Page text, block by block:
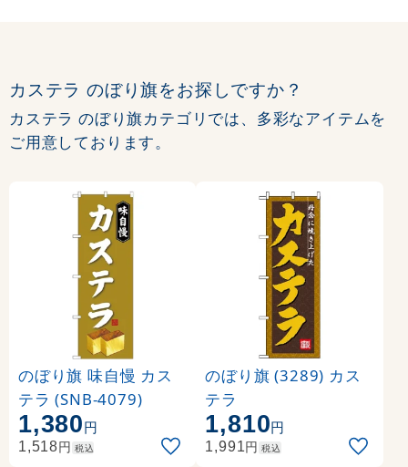
カステラ のぼり旗をお探しですか？
カステラ のぼり旗カテゴリでは、多彩なアイテムを
ご用意しております。
のぼり旗 味自慢 カス
テラ (SNB-4079)
1,380円
1,518円 税込
のぼり旗 (3289) カス
テラ
1,810円
1,991円 税込